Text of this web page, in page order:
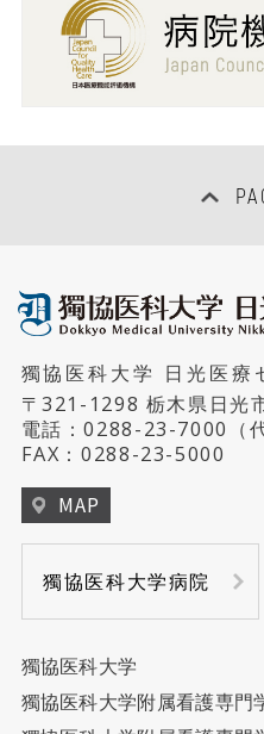
感染制御部
地域連携・入退院支援セ
事務部
獨協医科大学 日光医療
〒321-1298 栃木県日光
電話：0288-23-7000 （
FAX：0288-23-5000
MAP
獨協医科大学病院
獨協医科大学
獨協医科大学附属看護専門